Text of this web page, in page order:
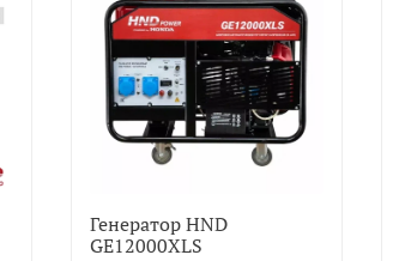
Генератор HND
GE12000XLS